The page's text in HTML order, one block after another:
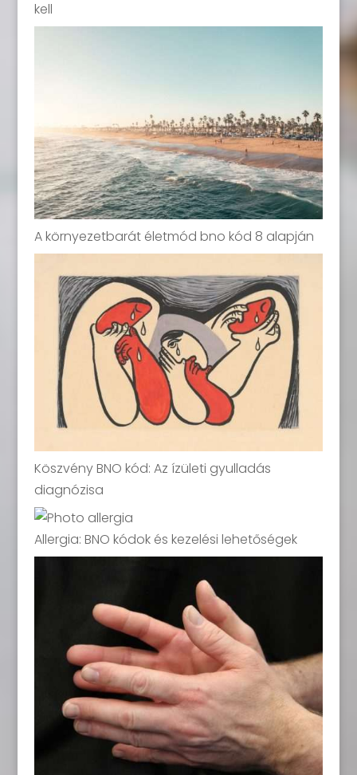
kell
A környezetbarát életmód bno kód 8 alapján
Köszvény BNO kód: Az ízületi gyulladás
diagnózisa
Allergia: BNO kódok és kezelési lehetőségek